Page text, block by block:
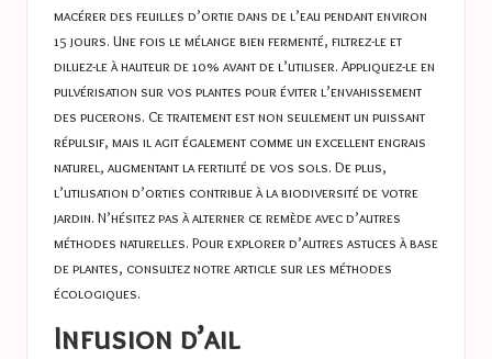
macérer des feuilles d’ortie dans de l’eau pendant environ
15 jours. Une fois le mélange bien fermenté, filtrez-le et
diluez-le à hauteur de 10% avant de l’utiliser. Appliquez-le en
pulvérisation sur vos plantes pour éviter l’envahissement
des pucerons. Ce traitement est non seulement un puissant
répulsif, mais il agit également comme un excellent engrais
naturel, augmentant la fertilité de vos sols. De plus,
l’utilisation d’orties contribue à la biodiversité de votre
jardin. N’hésitez pas à alterner ce remède avec d’autres
méthodes naturelles. Pour explorer d’autres astuces à base
de plantes, consultez notre article sur les méthodes
écologiques.
Infusion d’ail